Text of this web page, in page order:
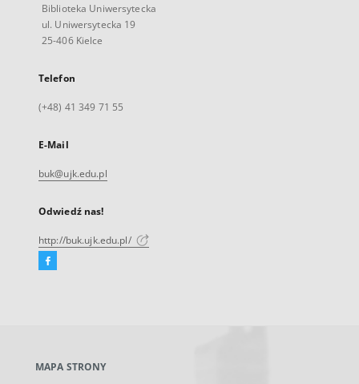
Biblioteka Uniwersytecka
ul. Uniwersytecka 19
25-406 Kielce
Telefon
(+48) 41 349 71 55
E-Mail
buk@ujk.edu.pl
Odwiedź nas!
http://buk.ujk.edu.pl/
Facebook
karcie
MAPA STRONY